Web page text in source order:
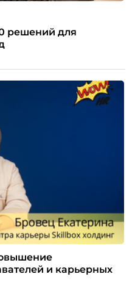
решений для
и карьерных